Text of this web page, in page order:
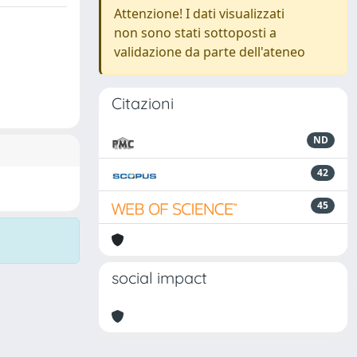
Attenzione! I dati visualizzati
non sono stati sottoposti a
validazione da parte dell'ateneo
Citazioni
ND
42
45
social impact